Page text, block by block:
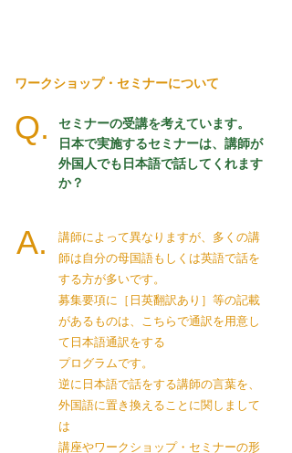
ワークショップ・セミナーについて
Q.
セミナーの受講を考えています。
日本で実施するセミナーは、講師が
外国人でも 日本語で話してくれます
か？
A.
講師によって異なりますが、多くの講
師は自分の母国語もしくは英語で話を
する方が多いです。
募集要項に［日英翻訳あり］等の記載
があるものは、こちらで通訳を用意し
て日本語通訳をする
プログラムです。
逆に日本語で話をする講師の言葉を、
外国語に置き換えることに関しまして
は
講座やワークショップ・セミナーの形